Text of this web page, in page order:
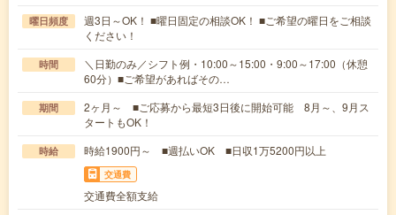
曜日頻度
週3日～OK！ ■曜日固定の相談OK！ ■ご希望の曜日をご相談
ください！
時間
＼日勤のみ／シフト例・10:00～15:00・9:00～17:00（休憩
60分）■ご希望があればその…
期間
2ヶ月～ ■ご応募から最短3日後に開始可能 8月～、9月ス
タートもOK！
時給 時給1900円～ ■週払いOK ■日収1万5200円以上
交通費
交通費全額支給